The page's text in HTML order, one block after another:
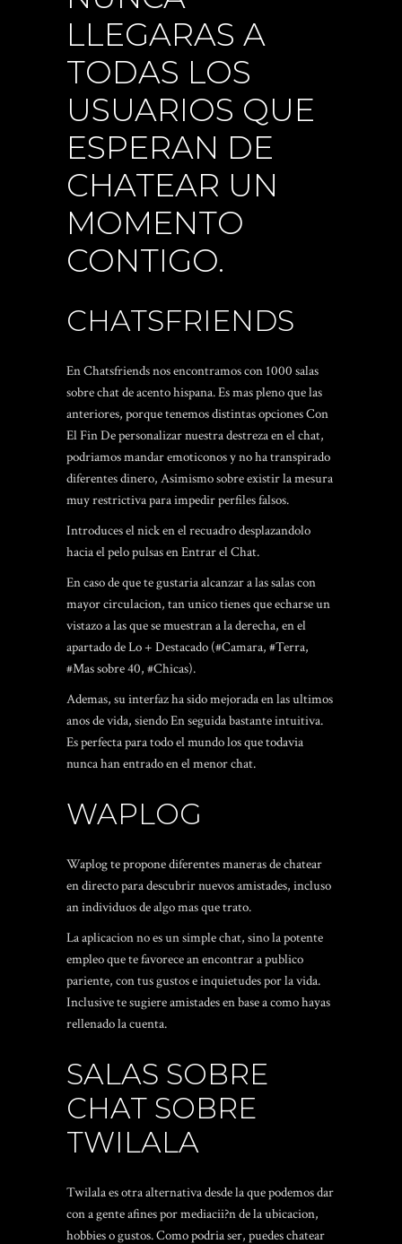
LLEGARAS A
TODAS LOS
USUARIOS QUE
ESPERAN DE
CHATEAR UN
MOMENTO
CONTIGO.
CHATSFRIENDS
En Chatsfriends nos encontramos con 1000 salas
sobre chat de acento hispana. Es mas pleno que las
anteriores, porque tenemos distintas opciones Con
El Fin De personalizar nuestra destreza en el chat,
podri­amos mandar emoticonos y no ha transpirado
diferentes dinero, Asimismo sobre existir la mesura
muy restrictiva para impedir perfiles falsos.
Introduces el nick en el recuadro desplazandolo
hacia el pelo pulsas en Entrar el Chat.
En caso de que te gustaria alcanzar a las salas con
mayor circulacion, tan unico tienes que echarse un
vistazo a las que se muestran a la derecha, en el
apartado de Lo + Destacado (#Camara, #Terra,
#Mas sobre 40, #Chicas).
Ademas, su interfaz ha sido mejorada en las ultimos
anos de vida, siendo En seguida bastante intuitiva.
Es perfecta para todo el mundo los que todavia
nunca han entrado en el menor chat.
WAPLOG
Waplog te propone diferentes maneras de chatear
en directo para descubrir nuevos amistades, incluso
an individuos de algo mas que trato.
La aplicacion no es un simple chat, sino la potente
empleo que te favorece an encontrar a publico
pariente, con tus gustos e inquietudes por la vida.
Inclusive te sugiere amistades en base a como hayas
rellenado la cuenta.
SALAS SOBRE
CHAT SOBRE
TWILALA
Twilala es otra alternativa desde la que podemos dar
con a gente afines por mediacii?n de la ubicacion,
hobbies o gustos. Como podri­a ser, puedes chatear